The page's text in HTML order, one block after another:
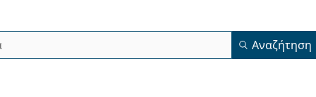
Αναζήτηση